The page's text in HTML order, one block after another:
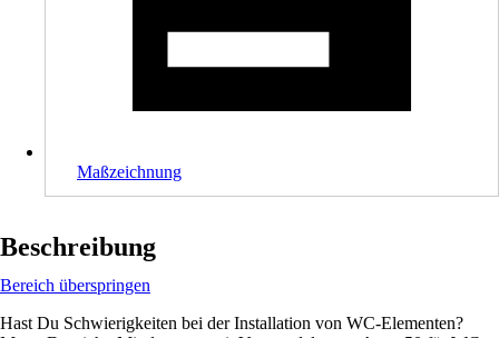
Maßzeichnung
Beschreibung
Bereich überspringen
Hast Du Schwierigkeiten bei der Installation von WC-Elementen?